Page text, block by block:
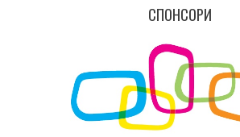
СПОНСОРИ